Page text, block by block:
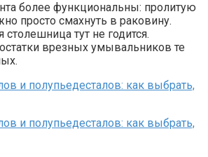
более функциональны: пролитую
просто смахнуть в раковину.
тут не годится.
врезных умывальников те